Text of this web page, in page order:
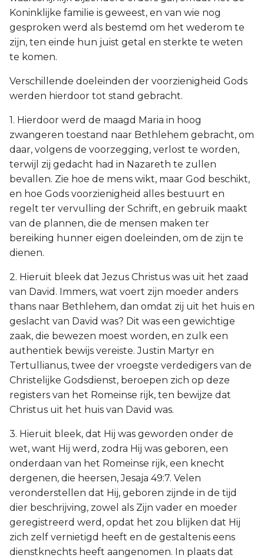
Koninklijke familie is geweest, en van wie nog
gesproken werd als bestemd om het wederom te
zijn, ten einde hun juist getal en sterkte te weten
te komen.
Verschillende doeleinden der voorzienigheid Gods
werden hierdoor tot stand gebracht.
1. Hierdoor werd de maagd Maria in hoog
zwangeren toestand naar Bethlehem gebracht, om
daar, volgens de voorzegging, verlost te worden,
terwijl zij gedacht had in Nazareth te zullen
bevallen. Zie hoe de mens wikt, maar God beschikt,
en hoe Gods voorzienigheid alles bestuurt en
regelt ter vervulling der Schrift, en gebruik maakt
van de plannen, die de mensen maken ter
bereiking hunner eigen doeleinden, om de zijn te
dienen.
2. Hieruit bleek dat Jezus Christus was uit het zaad
van David. Immers, wat voert zijn moeder anders
thans naar Bethlehem, dan omdat zij uit het huis en
geslacht van David was? Dit was een gewichtige
zaak, die bewezen moest worden, en zulk een
authentiek bewijs vereiste. Justin Martyr en
Tertullianus, twee der vroegste verdedigers van de
Christelijke Godsdienst, beroepen zich op deze
registers van het Romeinse rijk, ten bewijze dat
Christus uit het huis van David was.
3. Hieruit bleek, dat Hij was geworden onder de
wet, want Hij werd, zodra Hij was geboren, een
onderdaan van het Romeinse rijk, een knecht
dergenen, die heersen, Jesaja 49:7. Velen
veronderstellen dat Hij, geboren zijnde in de tijd
dier beschrijving, zowel als Zijn vader en moeder
geregistreerd werd, opdat het zou blijken dat Hij
zich zelf vernietigd heeft en de gestaltenis eens
dienstknechts heeft aangenomen. In plaats dat